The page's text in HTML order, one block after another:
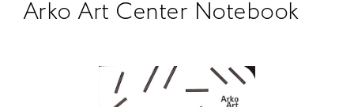
Arko Art Center Notebook